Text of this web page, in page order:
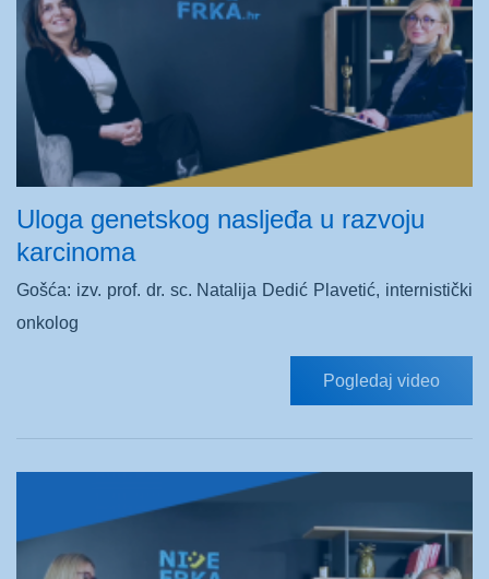
Uloga genetskog nasljeđa u razvoju
karcinoma
Gošća: izv. prof. dr. sc. Natalija Dedić Plavetić, internistički
onkolog
Pogledaj video